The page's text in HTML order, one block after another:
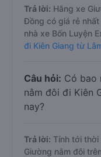
Trả lời: Hãng xe
Đồng có giá rẻ
nhà xe Bốn Luyện
đi Kiên Giang từ
Câu hỏi: Có bao
nằm đôi đi Kiên
nay?
Trả lời: Tính tới thời
Giường nằm đôi